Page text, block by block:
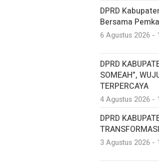
DPRD
Bersama
6 Agustus 2026 -
DPRD
SOMEAH”,
TERPERCAYA
4 Agustus 2026 -
DPRD
3 Agustus 2026 -